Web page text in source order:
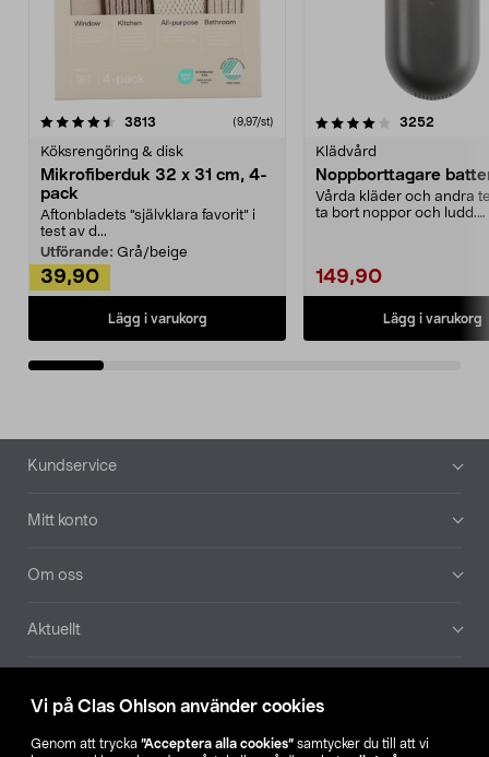
Vi på Clas Ohlson använder cookies
Genom att trycka ”Acceptera alla cookies” samtycker du till att vi
3813 (9,97/st)
Köksrengöring & disk
Mikrofiberduk 32 x 31 cm, 4-
pack
Aftonbladets "självklara favorit” i
test av d...
Utförande: Grå/beige
39,90
Lägg i varukorg
4.0av 5 stjärnor 3252
Klädvård
Noppborttagare
Vårda kläder och andra
ta bort noppor och ludd.
149,90
Lägg i varukorg
4.5av 5 stjärnor
Sidfot
Kundservice
Mitt konto
Om oss
Aktuellt
Hitta butik